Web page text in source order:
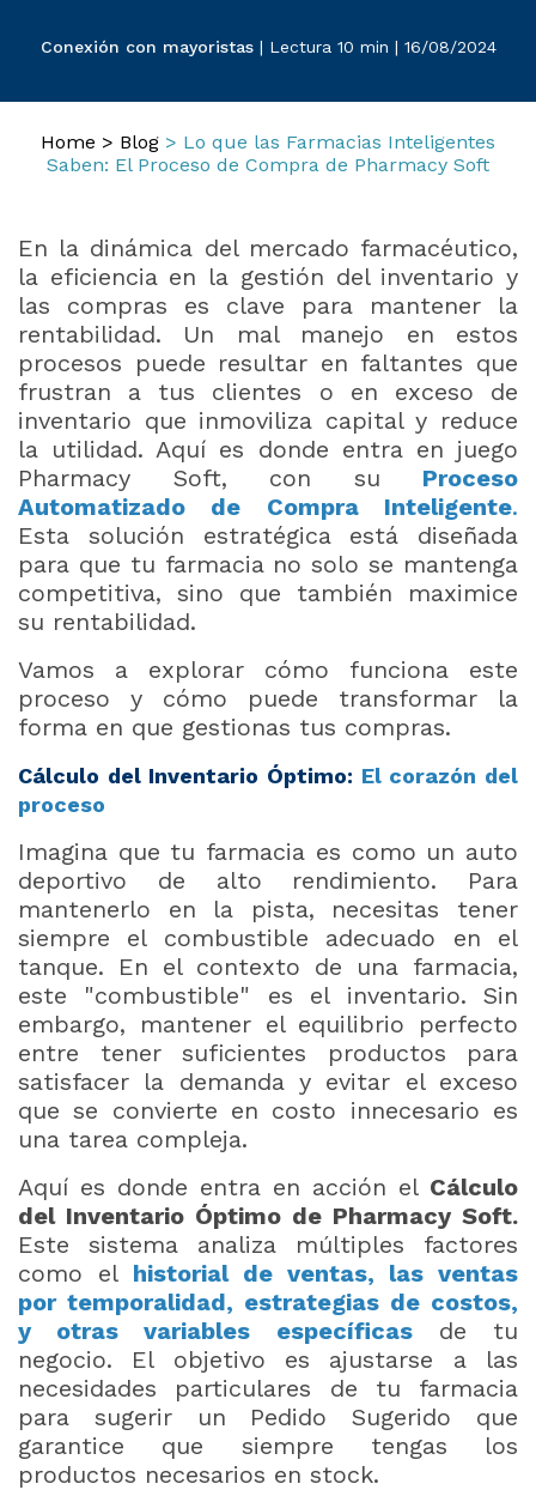
Conexión con mayoristas| Lectura 10 min | 16/08/2024
Home > Blog > Lo que las Farmacias Inteligentes
Saben: El Proceso de Compra de Pharmacy Soft
En la dinámica del mercado farmacéutico,
la eficiencia en la gestión del inventario y
las compras es clave para mantener la
rentabilidad. Un mal manejo en estos
procesos puede resultar en faltantes que
frustran a tus clientes o en exceso de
inventario que inmoviliza capital y reduce
la utilidad. Aquí es donde entra en juego
Pharmacy Soft, con su Proceso
Automatizado de Compra Inteligente.
Esta solución estratégica está diseñada
para que tu farmacia no solo se mantenga
competitiva, sino que también maximice
su rentabilidad.
Vamos a explorar cómo funciona este
proceso y cómo puede transformar la
forma en que gestionas tus compras.
Cálculo del Inventario Óptimo: El corazón del
proceso
Imagina que tu farmacia es como un auto
deportivo de alto rendimiento. Para
mantenerlo en la pista, necesitas tener
siempre el combustible adecuado en el
tanque. En el contexto de una farmacia,
este "combustible" es el inventario. Sin
embargo, mantener el equilibrio perfecto
entre tener suficientes productos para
satisfacer la demanda y evitar el exceso
que se convierte en costo innecesario es
una tarea compleja.
Aquí es donde entra en acción el Cálculo
del Inventario Óptimo de Pharmacy Soft.
Este sistema analiza múltiples factores
como el historial de ventas, las ventas
por temporalidad, estrategias de costos,
y otras variables específicasde tu
negocio. El objetivo es ajustarse a las
necesidades particulares de tu farmacia
para sugerir un Pedido Sugerido que
garantice que siempre tengas los
productos necesarios en stock.